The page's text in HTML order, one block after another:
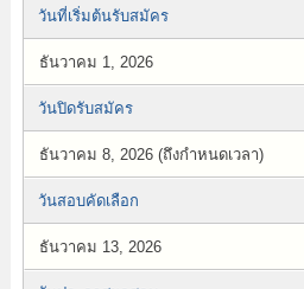
วันที่เริ่มต้นรับสมัคร
ธันวาคม 1, 2026
วันปิดรับสมัคร
ธันวาคม 8, 2026 (ถึงกำหนดเวลา)
วันสอบคัดเลือก
ธันวาคม 13, 2026